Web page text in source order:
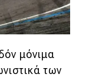
μόνιμα
των